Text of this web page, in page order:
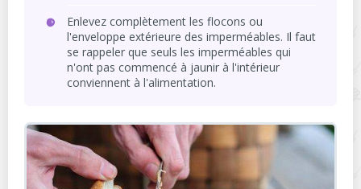
Enlevez complètement les flocons ou
l'enveloppe extérieure des imperméables. Il faut
se rappeler que seuls les imperméables qui
n'ont pas commencé à jaunir à l'intérieur
conviennent à l'alimentation.